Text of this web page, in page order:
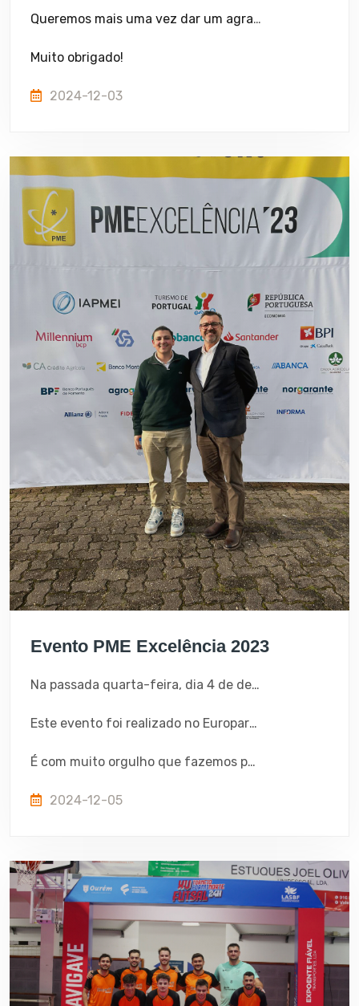
Queremos mais uma vez dar um agradecimento muito especial aos nossos colaboradores, fornecedores e claro, aos clientes pela preferência.
Muito obrigado!
2024-12-03
Evento PME Excelência 2023
Na passada quarta-feira, dia 4 de dezembro, a Shoperfil marcou presença no evento organizado pelo IAPMEI envolvendo o universo das empresas PME Excelência.
Este evento foi realizado no Europarque, em Santa Maria da Feira, onde tivemos o privilégio de ouvir várias palestras e discursos do Ministro da Economia, Pedro Reis, e do Primeiro-Ministro, Luís Montenegro.
É com muito orgulho que fazemos parte deste conjunto de PME que opera todos os dias para um bem comum, a economia nacional!
2024-12-05